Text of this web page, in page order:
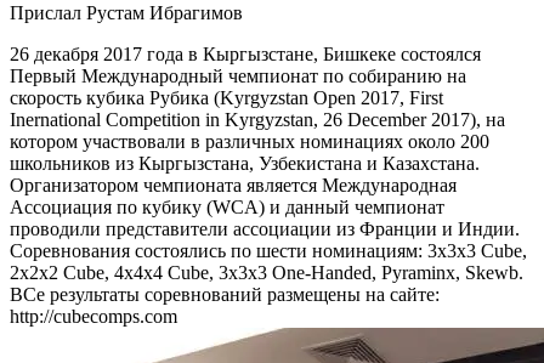
Прислал Рустам Ибрагимов
26 декабря 2017 года в Кыргызстане, Бишкеке состоялся
Первый Международный чемпионат по собиранию на
скорость кубика Рубика (Kyrgyzstan Open 2017, First
Inernational Competition in Kyrgyzstan, 26 December 2017), на
котором участвовали в различных номинациях около 200
школьников из Кыргызстана, Узбекистана и Казахстана.
Организатором чемпионата является Международная
Ассоциация по кубику (WCA) и данный чемпионат
проводили представители ассоциации из Франции и Индии.
Соревнования состоялись по шести номинациям: 3x3x3 Cube,
2x2x2 Cube, 4x4x4 Cube, 3x3x3 One-Handed, Pyraminx, Skewb.
ВСе результаты соревнований размещены на сайте:
http://cubecomps.com